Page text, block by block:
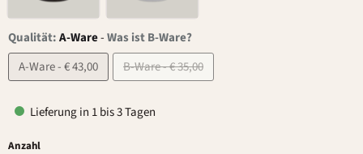
Qualität:A-Ware-Was ist B-Ware?
A-Ware - € 43,00
B-Ware - € 35,00
Lieferung in 1 bis 3 Tagen
Anzahl